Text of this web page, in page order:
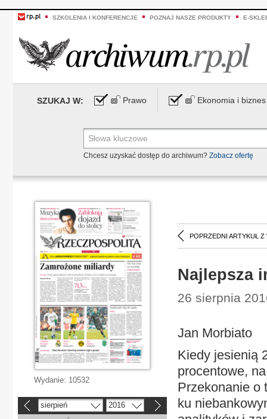
SZKOLENIA I KONFERENCJE POZNAJ NASZE PRODUKTY E-
SZUKAJ W: Prawo Ekonomia i biznes
Chcesz uzyskać dostęp do archiwum? Zobacz ofertę
POPRZEDNI ARTYKUŁ Z
Najlepsza
26 sierpnia
Jan Morbiato
Kiedy jesienią
procentowe,
Przekonanie o
ku
Wydanie: 10532
sierpień 2016